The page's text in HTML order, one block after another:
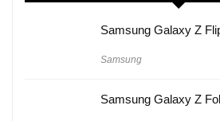
Samsung Galaxy Z
Samsung
Samsung Galaxy Z